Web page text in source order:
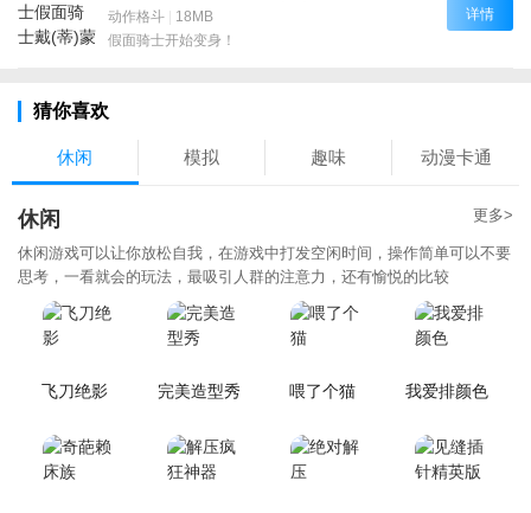
动作格斗 | 18MB
假面骑士开始变身！
详情
猜你喜欢
休闲 模拟 趣味 动漫卡通
休闲 更多>
休闲游戏可以让你放松自我，在游戏中打发空闲时间，操作简单可以不要
思考，一看就会的玩法，最吸引人群的注意力，还有愉悦的比较
飞刀绝影 完美造型秀 喂了个猫 我爱排颜色